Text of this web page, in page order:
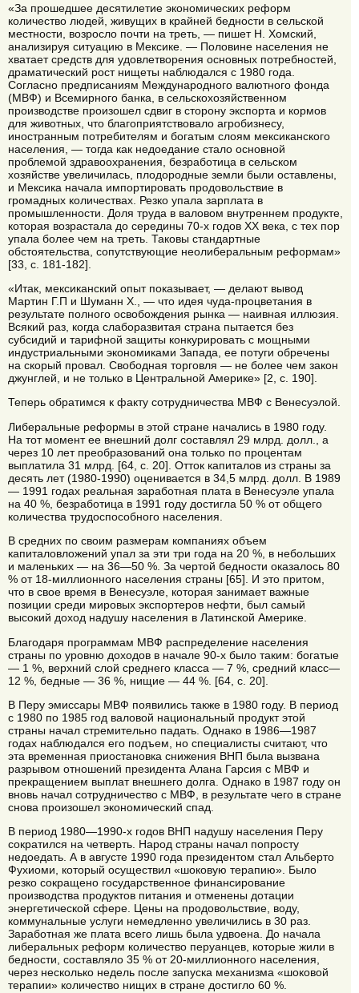
«За прошедшее десятилетие экономических реформ
количество людей, живущих в крайней бедности в сельской
местности, возросло почти на треть, — пишет Н. Хомский,
анализируя ситуацию в Мексике. — Половине населения не
хватает средств для удовлетворения основных потребностей,
драматический рост нищеты наблюдался с 1980 года.
Согласно предписаниям Международного валютного фонда
(МВФ) и Всемирного банка, в сельскохозяйственном
производстве произошел сдвиг в сторону экспорта и кормов
для животных, что благоприятствовало агробизнесу,
иностранным потребителям и богатым слоям мексиканского
населения, — тогда как недоедание стало основной
проблемой здравоохранения, безработица в сельском
хозяйстве увеличилась, плодородные земли были оставлены,
и Мексика начала импортировать продовольствие в
громадных количествах. Резко упала зарплата в
промышленности. Доля труда в валовом внутреннем продукте,
которая возрастала до середины 70-х годов XX века, с тех пор
упала более чем на треть. Таковы стандартные
обстоятельства, сопутствующие неолиберальным реформам»
[33, с. 181-182].
«Итак, мексиканский опыт показывает, — делают вывод
Мартин Г.П и Шуманн X., — что идея чуда-процветания в
результате полного освобождения рынка — наивная иллюзия.
Всякий раз, когда слаборазвитая страна пытается без
субсидий и тарифной защиты конкурировать с мощными
индустриальными экономиками Запада, ее потуги обречены
на скорый провал. Свободная торговля — не более чем закон
джунглей, и не только в Центральной Америке» [2, с. 190].
Теперь обратимся к факту сотрудничества МВФ с Венесуэлой.
Либеральные реформы в этой стране начались в 1980 году.
На тот момент ее внешний долг составлял 29 млрд. долл., а
через 10 лет преобразований она только по процентам
выплатила 31 млрд. [64, с. 20]. Отток капиталов из страны за
десять лет (1980-1990) оценивается в 34,5 млрд. долл. В 1989
— 1991 годах реальная заработная плата в Венесуэле упала
на 40 %, безработица в 1991 году достигла 50 % от общего
количества трудоспособного населения.
В средних по своим размерам компаниях объем
капиталовложений упал за эти три года на 20 %, в небольших
и маленьких — на 36—50 %. За чертой бедности оказалось 80
% от 18-миллионного населения страны [65]. И это притом,
что в свое время в Венесуэле, которая занимает важные
позиции среди мировых экспортеров нефти, был самый
высокий доход надушу населения в Латинской Америке.
Благодаря программам МВФ распределение населения
страны по уровню доходов в начале 90-х было таким: богатые
— 1 %, верхний слой среднего класса — 7 %, средний класс—
12 %, бедные — 36 %, нищие — 44 %. [64, с. 20].
В Перу эмиссары МВФ появились также в 1980 году. В период
с 1980 по 1985 год валовой национальный продукт этой
страны начал стремительно падать. Однако в 1986—1987
годах наблюдался его подъем, но специалисты считают, что
эта временная приостановка снижения ВНП была вызвана
разрывом отношений президента Алана Гарсия с МВФ и
прекращением выплат внешнего долга. Однако в 1987 году он
вновь начал сотрудничество с МВФ, в результате чего в стране
снова произошел экономический спад.
В период 1980—1990-х годов ВНП надушу населения Перу
сократился на четверть. Народ страны начал попросту
недоедать. А в августе 1990 года президентом стал Альберто
Фухиоми, который осуществил «шоковую терапию». Было
резко сокращено государственное финансирование
производства продуктов питания и отменены дотации
энергетической сфере. Цены на продовольствие, воду,
коммунальные услуги немедленно увеличились в 30 раз.
Заработная же плата всего лишь была удвоена. До начала
либеральных реформ количество перуанцев, которые жили в
бедности, составляло 35 % от 20-миллионного населения,
через несколько недель после запуска механизма «шоковой
терапии» количество нищих в стране достигло 60 %.